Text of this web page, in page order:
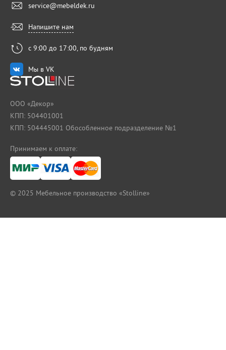
service@mebeldek.ru
Напишите нам
с 9:00 до 17:00, по будням
Мы в VK
ООО «Декор»
КПП: 504401001
КПП: 504445001 Обособленное подразделение №1
Принимаем к оплате:
© 2025 Мебельное производство «Stolline»